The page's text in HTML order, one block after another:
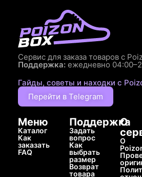
Сервис для заказа товаров с
Поддержка: ежедневно
Гайды, советы и находки с
Перейти в Telegram
Меню
Каталог
Как
заказать
FAQ
Поддержка
Задать
вопрос
Как
выбрать
размер
Возврат
товара
О
О